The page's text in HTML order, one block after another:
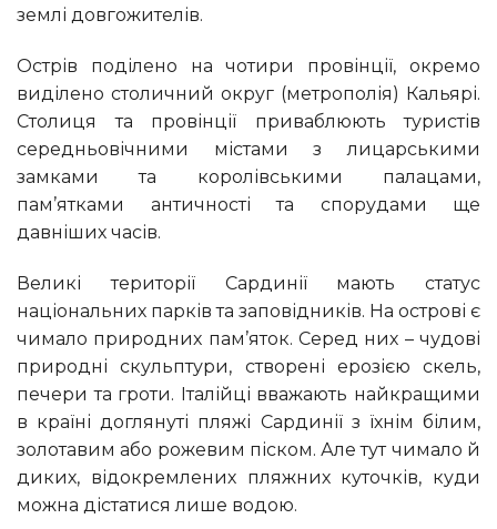
землі довгожителів.
Острів поділено на чотири провінції, окремо
виділено столичний округ (метрополія) Кальярі.
Столиця та провінції приваблюють туристів
середньовічними містами з лицарськими
замками та королівськими палацами,
пам’ятками античності та спорудами ще
давніших часів.
Великі території Сардинії мають статус
національних парків та заповідників. На острові є
чимало природних пам’яток. Серед них – чудові
природні скульптури, створені ерозією скель,
печери та гроти. Італійці вважають найкращими
в країні доглянуті пляжі Сардинії з їхнім білим,
золотавим або рожевим піском. Але тут чимало й
диких, відокремлених пляжних куточків, куди
можна дістатися лише водою.